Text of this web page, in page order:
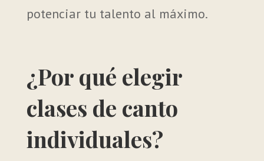
potenciar tu talento al máximo.
¿Por qué elegir
clases de canto
individuales?